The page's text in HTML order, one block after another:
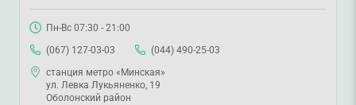
Пн-Вс 07:30 - 21:00
(067) 127-03-03
(044) 490-25-03
станция метро «Минская»
ул. Левка Лукьяненко, 19
Оболонский район